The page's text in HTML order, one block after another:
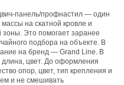
панель/профнастил — один
на скатной кровле и
Это помогает заранее
подбора на объекте. В
на бренд — Grand Line. В
длина, цвет. До оформления
опор, цвет, тип крепления и
и не смешивать